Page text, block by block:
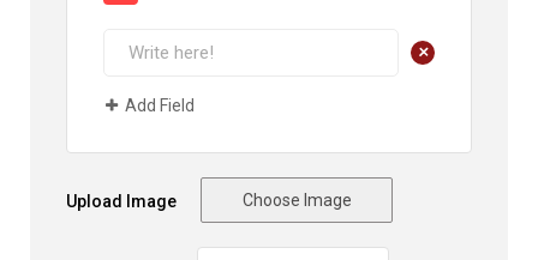
+
Add Field
Upload Image Choose Image